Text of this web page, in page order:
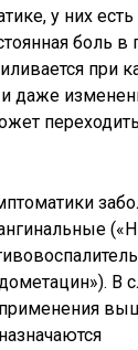
у них
боль в
при
даже
В